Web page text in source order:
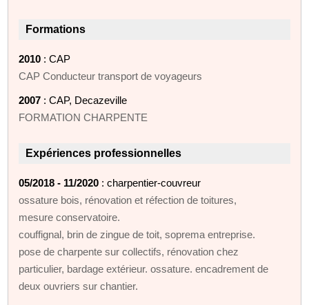
Formations
2010 : CAP
CAP Conducteur transport de voyageurs
2007 : CAP, Decazeville
FORMATION CHARPENTE
Expériences professionnelles
05/2018 - 11/2020 : charpentier-couvreur
ossature bois, rénovation et réfection de toitures,
mesure conservatoire.
couffignal, brin de zingue de toit, soprema entreprise.
pose de charpente sur collectifs, rénovation chez
particulier, bardage extérieur. ossature. encadrement de
deux ouvriers sur chantier.